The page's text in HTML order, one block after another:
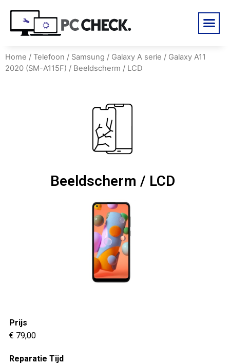
Home / Telefoon / Samsung / Galaxy A serie / Galaxy A11
2020 (SM-A115F) / Beeldscherm / LCD
Beeldscherm / LCD
Prijs
€ 79,00
Reparatie Tijd